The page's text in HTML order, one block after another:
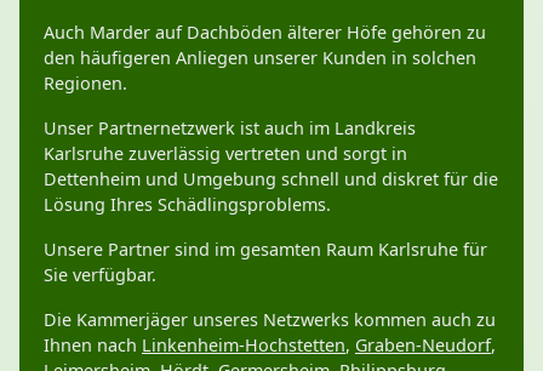
Auch Marder auf Dachböden älterer Höfe gehören zu
den häufigeren Anliegen unserer Kunden in solchen
Regionen.
Unser Partnernetzwerk ist auch im Landkreis
Karlsruhe zuverlässig vertreten und sorgt in
Dettenheim und Umgebung schnell und diskret für die
Lösung Ihres Schädlingsproblems.
Unsere Partner sind im gesamten Raum Karlsruhe für
Sie verfügbar.
Die Kammerjäger unseres Netzwerks kommen auch zu
Ihnen nach Linkenheim-Hochstetten, Graben-Neudorf,